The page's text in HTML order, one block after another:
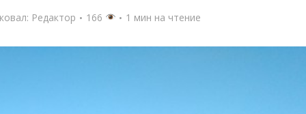
Редактор 166 1 мин на чтение